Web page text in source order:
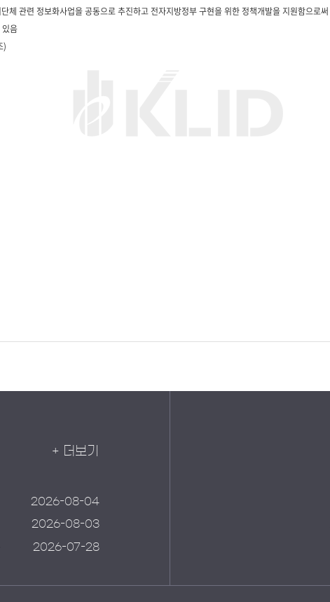
2026-08-04
2026-08-03
2026-07-28
+ 더보기